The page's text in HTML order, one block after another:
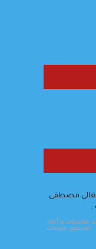
مصطفى
.
, مناسبات و أخبار
المجتمع, منوعات